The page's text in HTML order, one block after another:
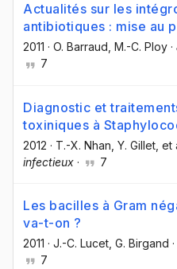
Actualités sur les
antibiotiques : mise au
2011 · O. Barraud , M.-C. Ploy ·
7
Diagnostic et
toxiniques à
2012 · T.-X. Nhan , Y. Gillet , et
infectieux · 7
Les bacilles à Gram
va-t-on ?
2011 · J.-C. Lucet , G. Birgand ·
7